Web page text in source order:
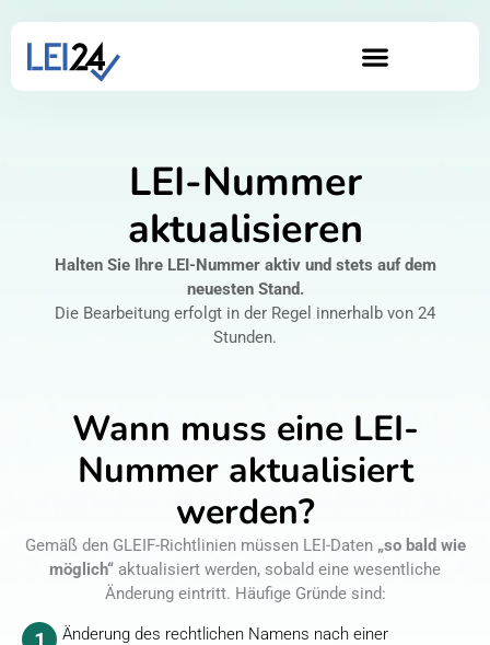
LEI-Nummer
aktualisieren
Halten Sie Ihre LEI-Nummer aktiv und stets auf dem
neuesten Stand.
Die Bearbeitung erfolgt in der Regel innerhalb von 24
Stunden.
Wann muss eine LEI-
Nummer aktualisiert
werden?
Gemäß den GLEIF-Richtlinien müssen LEI-Daten „so bald wie
möglich“ aktualisiert werden, sobald eine wesentliche
Änderung eintritt. Häufige Gründe sind:
Änderung des rechtlichen Namens nach einer